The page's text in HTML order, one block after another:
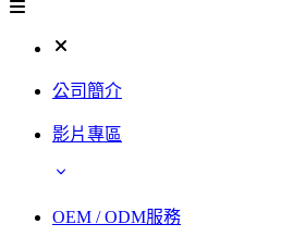
公司簡介
影片專區
OEM / ODM服務